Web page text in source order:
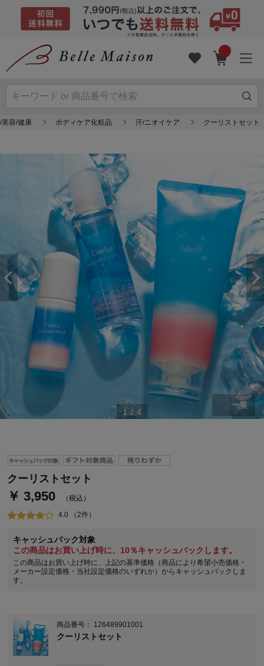
美容/健康 ボディケア化粧品 汗/ニオイケア クーリストセット
1 / 4
一覧
クーリストセット
￥ 3,950 （税込）
4.0 （2件）
キャッシュバック対象
この商品はお買い上げ時に、10％キャッシュバックします。
この商品はお買い上げ時に、上記の基準価格（商品により希望小売価格・
メーカー設定価格・当社設定価格のいずれか）からキャッシュバックしま
す。
商品番号： 126489901001
クーリストセット